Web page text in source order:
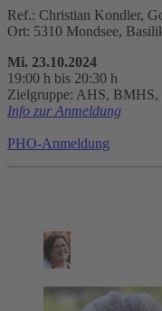
Ref.: Christian Kondler,
Ort: 5310 Mondsee,
Mi. 23.10.2024
19:00 h bis 20:30 h
Zielgruppe: AHS,
Info zur Anmeldung
PHO-Anmeldung